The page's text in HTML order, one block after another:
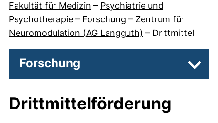
Fakultät für Medizin – Psychiatrie und
Psychotherapie – Forschung – Zentrum für
Neuromodulation (AG Langguth) – Drittmittel
Forschung
Drittmittelförderung